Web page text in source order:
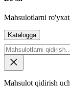
Mahsulotlarni
Katalogga
Mahsulot qidirish